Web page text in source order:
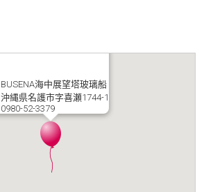
BUSENA海中展望塔玻璃船
沖縄県名護市字喜瀬1744-1
0980-52-3379